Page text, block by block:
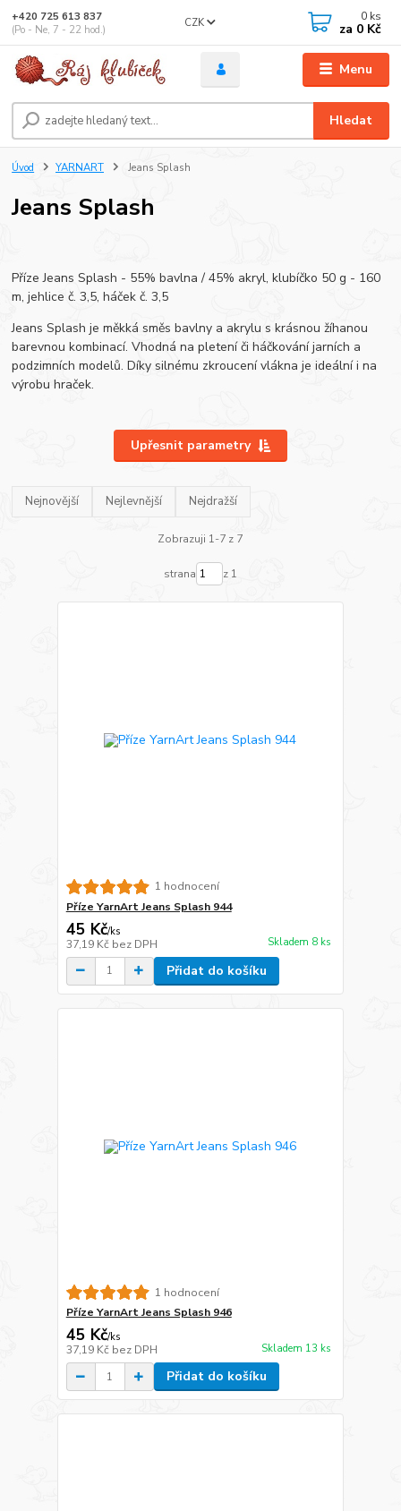
Menu
CZK
Hledat
+420 725 613 837
(Po - Ne, 7 - 22 hod.)
0 ks
za 0 Kč
Úvod YARNART Jeans Splash
Jeans Splash
Příze Jeans Splash - 55% bavlna / 45% akryl, klubíčko 50 g - 160
m, jehlice č. 3,5, háček č. 3,5
Jeans Splash je měkká směs bavlny a akrylu s krásnou žíhanou
barevnou kombinací. Vhodná na pletení či háčkování jarních a
podzimních modelů. Díky silnému zkroucení vlákna je ideální i na
výrobu hraček.
Upřesnit parametry
Nejnovější Nejlevnější Nejdražší
Zobrazuji 1-7 z 7
strana z 1
1 hodnocení
Příze YarnArt Jeans Splash 944
45 Kč/ks
37,19 Kč bez DPH Skladem 8 ks
Přidat do košíku
1 hodnocení
Příze YarnArt Jeans Splash 946
45 Kč/ks
37,19 Kč bez DPH Skladem 13 ks
Přidat do košíku